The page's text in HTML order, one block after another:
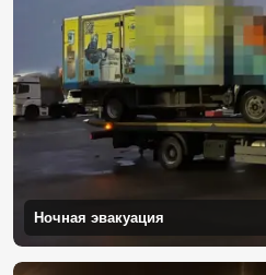
Ночная эвакуация